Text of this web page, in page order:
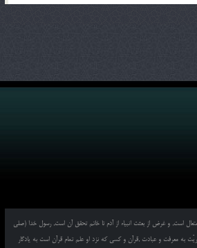
است, و غرض از بعثت انبیاء از آدم تا خاتم تحقق آن است, رسول خدا (صلی
به معرفت و عبادت ,قرآن و کسی که نزد او علم تمام قرآن است به یادگار